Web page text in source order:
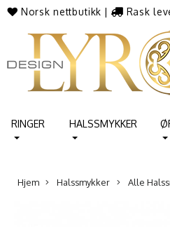
Norsk nettbutikk | Rask
RINGER HALSSMYKKER
Hjem Halssmykker Alle